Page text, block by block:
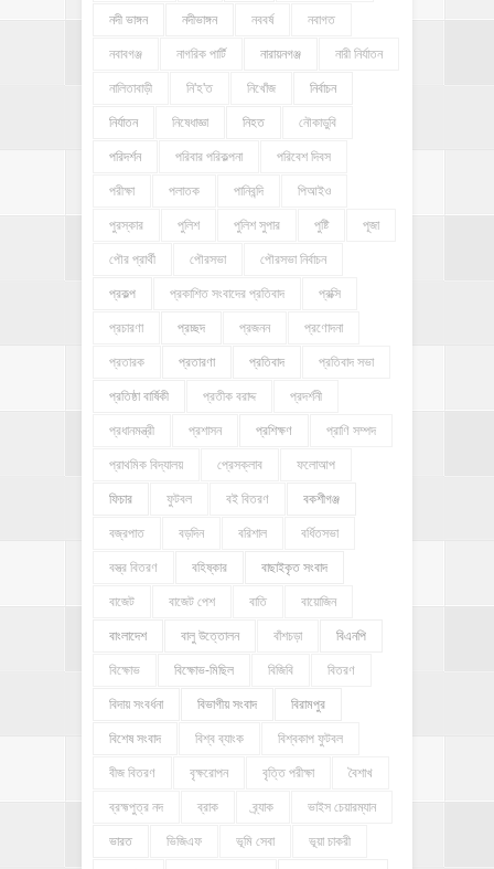
নদী ভাঙ্গন নদীভাঙ্গন নববর্ষ নবাগত
নবাবগঞ্জ নাগরিক পার্টি নারায়নগঞ্জ নারী নির্যাতন
নালিতাবাড়ী নি'হ'ত নিখোঁজ নির্বাচন
নির্যাতন নিষেধাজ্ঞা নিহত নৌকাডুবি
পরিদর্শন পরিবার পরিকল্পনা পরিবেশ দিবস
পরীক্ষা পলাতক পানিবন্দি পিআইও
পুরস্কার পুলিশ পুলিশ সুপার পুষ্টি পূজা
পৌর প্রার্থী পৌরসভা পৌরসভা নির্বাচন
প্রকল্প প্রকাশিত সংবাদের প্রতিবাদ প্রক্সি
প্রচারণা প্রচ্ছদ প্রজনন প্রণোদনা
প্রতারক প্রতারণা প্রতিবাদ প্রতিবাদ সভা
প্রতিষ্ঠা বার্ষিকী প্রতীক বরাদ্দ প্রদর্শনী
প্রধানমন্ত্রী প্রশাসন প্রশিক্ষণ প্রাণি সম্পদ
প্রাথমিক বিদ্যালয় প্রেসক্লাব ফলোআপ
ফিচার ফুটবল বই বিতরণ বকশীগঞ্জ
বজ্রপাত বড়দিন বরিশাল বর্ধিতসভা
বস্ত্র বিতরণ বহিষ্কার বাছাইকৃত সংবাদ
বাজেট বাজেট পেশ বাতি বায়োজিন
বাংলাদেশ বালু উত্তোলন বাঁশচড়া বিএনপি
বিক্ষোভ বিক্ষোভ-মিছিল বিজিবি বিতরণ
বিদায় সংবর্ধনা বিভাগীয় সংবাদ বিরামপুর
বিশেষ সংবাদ বিশ্ব ব্যাংক বিশ্বকাপ ফুটবল
বীজ বিতরণ বৃক্ষরোপন বৃত্তি পরীক্ষা বৈশাখ
ব্রহ্মপুত্র নদ ব্রাক ব্র্যাক ভাইস চেয়ারম্যান
ভারত ভিজিএফ ভূমি সেবা ভূয়া চাকরী